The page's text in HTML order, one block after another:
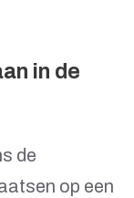
in de
de
op een